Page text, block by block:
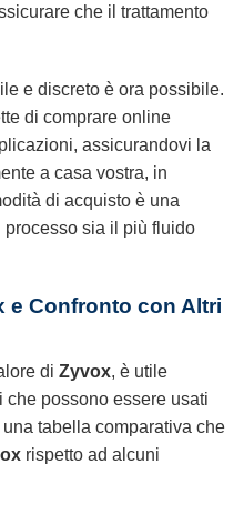
che il trattamento
e discreto è ora possibile.
di comprare online
assicurandovi la
a casa vostra, in
di acquisto è una
sia il più fluido
e Confronto con Altri
di Zyvox, è utile
possono essere usati
tabella comparativa che
rispetto ad alcuni